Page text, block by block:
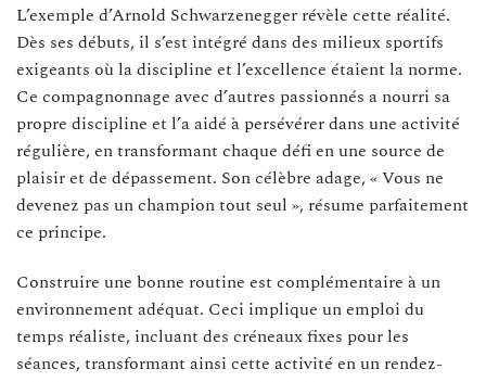
L’exemple d’Arnold Schwarzenegger révèle cette réalité.
Dès ses débuts, il s’est intégré dans des milieux sportifs
exigeants où la discipline et l’excellence étaient la norme.
Ce compagnonnage avec d’autres passionnés a nourri sa
propre discipline et l’a aidé à persévérer dans une activité
régulière, en transformant chaque défi en une source de
plaisir et de dépassement. Son célèbre adage, « Vous ne
devenez pas un champion tout seul », résume parfaitement
ce principe.
Construire une bonne routine est complémentaire à un
environnement adéquat. Ceci implique un emploi du
temps réaliste, incluant des créneaux fixes pour les
séances, transformant ainsi cette activité en un rendez-